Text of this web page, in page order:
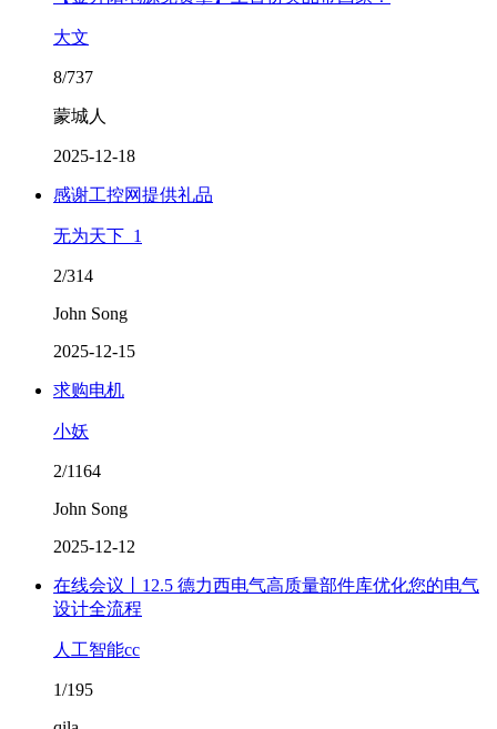
大文
8/737
蒙城人
2025-12-18
感谢工控网提供礼品
无为天下_1
2/314
John Song
2025-12-15
求购电机
小妖
2/1164
John Song
2025-12-12
在线会议丨12.5 德力西电气高质量部件库优化您的电气
设计全流程
人工智能cc
1/195